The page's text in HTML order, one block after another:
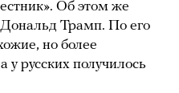
Об этом же
Трамп. По его
но более
у русских получилось